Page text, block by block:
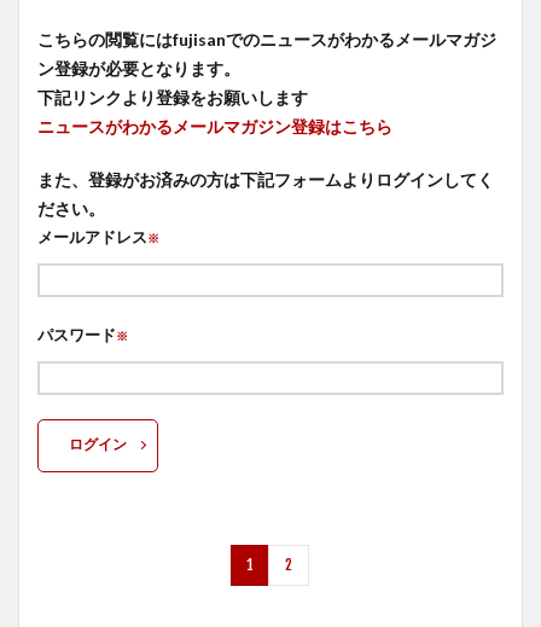
こちらの閲覧にはfujisanでのニュースがわかるメールマガジ
ン登録が必要となります。
下記リンクより登録をお願いします
ニュースがわかるメールマガジン登録はこちら
また、登録がお済みの方は下記フォームよりログインしてく
ださい。
メールアドレス※
パスワード※
ログイン
1 2